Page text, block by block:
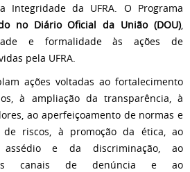
Integridade da UFRA. O Programa
no Diário Oficial da União (DOU),
e formalidade às ações de
pela UFRA.
ações voltadas ao fortalecimento
à ampliação da transparência, à
ao aperfeiçoamento de normas e
de riscos, à promoção da ética, ao
assédio e da discriminação, ao
canais de denúncia e ao